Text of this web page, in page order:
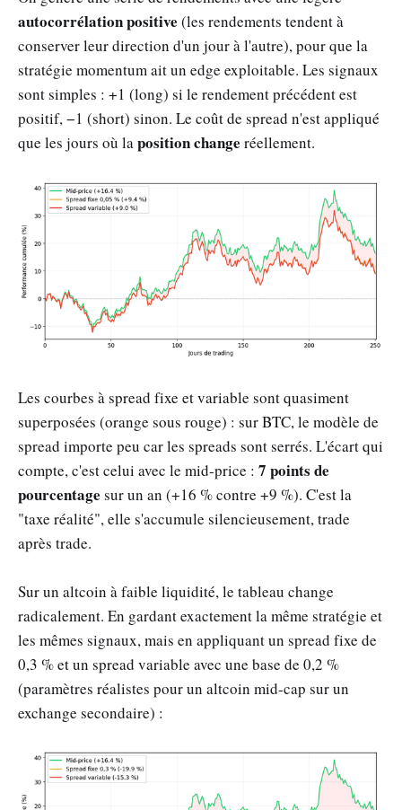
autocorrélation positive (les rendements tendent à
conserver leur direction d'un jour à l'autre), pour que la
stratégie momentum ait un edge exploitable. Les signaux
sont simples : +1 (long) si le rendement précédent est
positif, −1 (short) sinon. Le coût de spread n'est appliqué
que les jours où laposition change réellement.
Les courbes à spread fixe et variable sont quasiment
superposées (orange sous rouge) : sur BTC, le modèle de
spread importe peu car les spreads sont serrés. L'écart qui
compte, c'est celui avec le mid-price : 7 points de
pourcentage sur un an (+16 % contre +9 %). C'est la
"taxe réalité", elle s'accumule silencieusement, trade
après trade.
Sur un altcoin à faible liquidité, le tableau change
radicalement. En gardant exactement la même stratégie et
les mêmes signaux, mais en appliquant un spread fixe de
0,3 % et un spread variable avec une base de 0,2 %
(paramètres réalistes pour un altcoin mid-cap sur un
exchange secondaire) :